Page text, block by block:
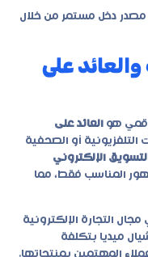
دخل مستمر من خلال
والعائد على
هو العائد على
أو الصحفية
الإلكتروني
المناسب فقط، مما
التجارة الإلكترونية
ميديا بتكلفة
المهتمين بمنتجاتها.